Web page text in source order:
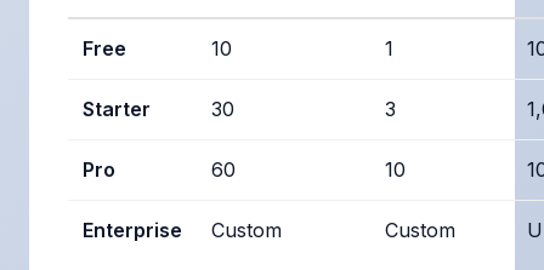
Free 10 1
Starter 30 3
Pro 60 10
Enterprise Custom Custom